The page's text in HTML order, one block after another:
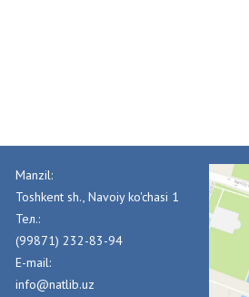
Manzil:
Toshkent sh., Navoiy ko'chasi 1
Тел.:
(99871) 232-83-94
E-mail:
info@natlib.uz